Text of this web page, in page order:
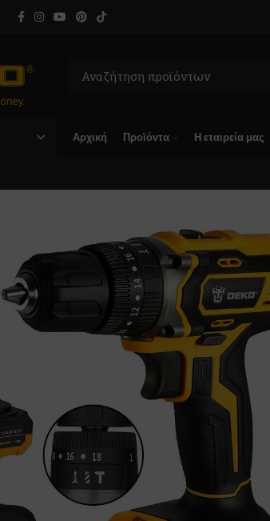
Αρχική Προϊόντα Η εταιρεία μας